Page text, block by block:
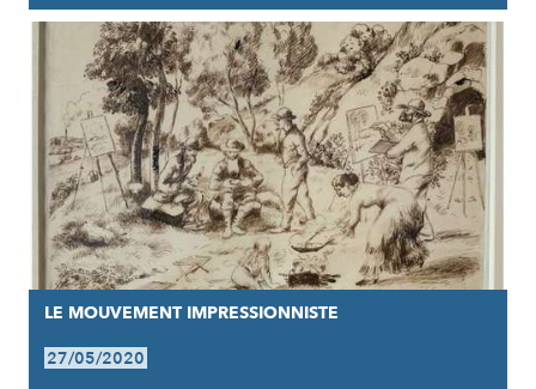
LE MOUVEMENT IMPRESSIONNISTE
27/05/2020